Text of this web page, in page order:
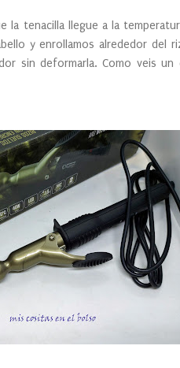
tenacilla llegue a la
y enrollamos alrededor del
sin deformarla. Como veis